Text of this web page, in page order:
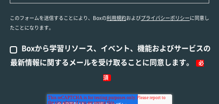
このフォームを送信することにより、Boxの利用規約およびプライバシーポリシーに同意し
たことになります。
Boxから学習リソース、イベント、機能およびサービスの
最新情報に関するメールを受け取ることに同意します。
必
須